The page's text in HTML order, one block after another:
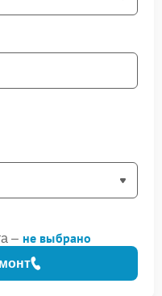
– не выбрано